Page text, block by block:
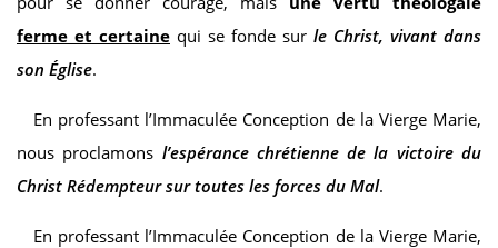
ferme et certaine qui se fonde sur le Christ, vivant dans
son Église.
En professant l’Immaculée Conception de la Vierge Marie,
nous proclamons l’espérance chrétienne de la victoire du
Christ Rédempteur sur toutes les forces du Mal.
En professant l’Immaculée Conception de la Vierge Marie,